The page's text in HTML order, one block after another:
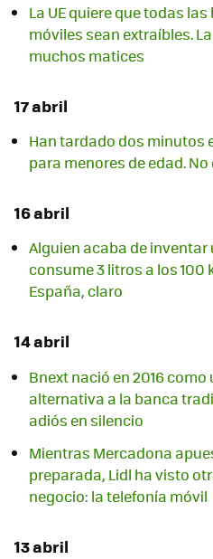
La UE quiere que todas
móviles sean extraíbles.
muchos matices
17 abril
Han tardado dos minutos
para menores de edad.
16 abril
Alguien acaba de
consume 3 litros a los 100
España, claro
14 abril
Bnext nació en 2016
alternativa a la banca
adiós en silencio
Mientras Mercadona
preparada, Lidl ha visto
negocio: la telefonía móvil
13 abril